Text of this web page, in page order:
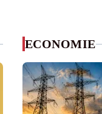
ECONOMIE